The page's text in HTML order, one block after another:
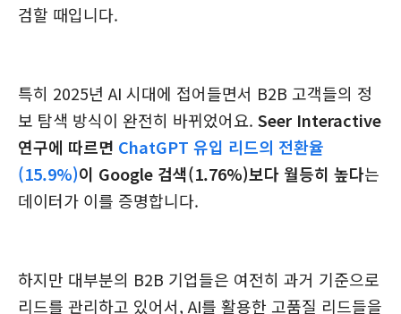
검할 때입니다.
특히 2025년 AI 시대에 접어들면서 B2B 고객들의 정
보 탐색 방식이 완전히 바뀌었어요. Seer Interactive
연구에 따르면 ChatGPT 유입 리드의 전환율
(15.9%)이 Google 검색(1.76%)보다 월등히 높다는
데이터가 이를 증명합니다.
하지만 대부분의 B2B 기업들은 여전히 과거 기준으로
리드를 관리하고 있어서, AI를 활용한 고품질 리드들을